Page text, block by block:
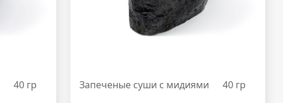
40 гр Запеченые суши с мидиями 40 гр